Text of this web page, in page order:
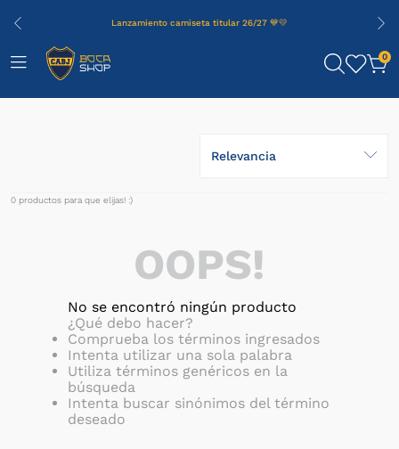
Lanzamiento camiseta titular 26/27 💙💛
0
Relevancia
0 productos
OOPS!
No se encontró ningún producto
¿Qué debo hacer?
Comprueba los términos ingresados
Intenta utilizar una sola palabra
Utiliza términos genéricos en la
búsqueda
Intenta buscar sinónimos del término
deseado